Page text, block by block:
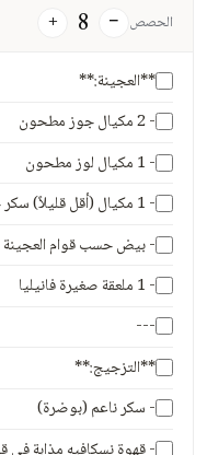
الحصص −
8
+
**العجينة:**
- 2 مكيال جوز مطحون
- 1 مكيال لوز مطحون
- 1 مكيال (أقل قليلاً) سكر حبيبي
- بيض حسب قوام العجينة
- 1 ملعقة صغيرة فانيليا
---
**التزجيج:**
- سكر ناعم (بوضرة)